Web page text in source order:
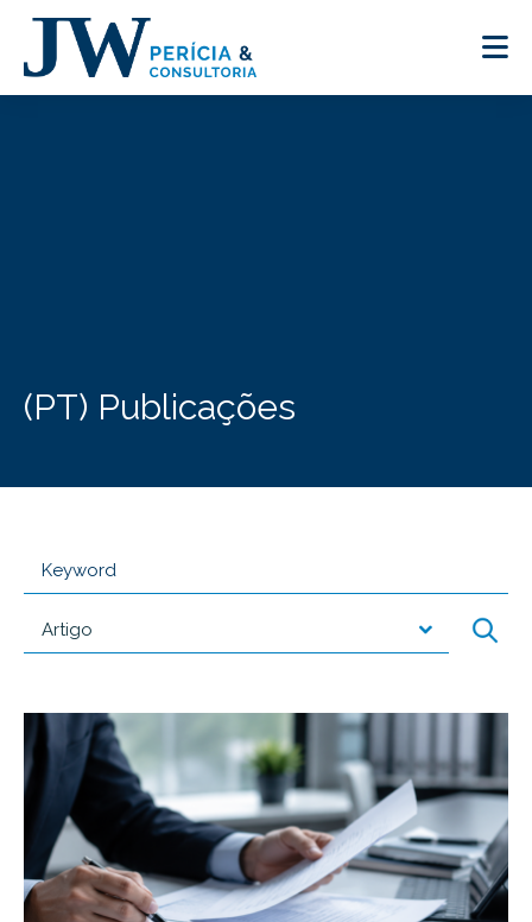
(PT) Publicações